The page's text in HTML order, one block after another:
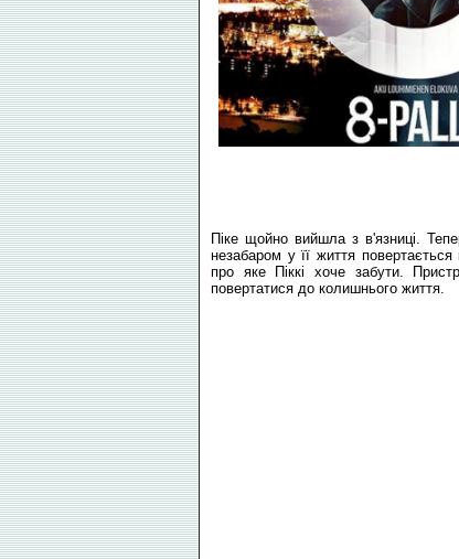
Піке щойно вийшла з в'язниці.
незабаром у її життя
про яке Піккі хоче забути.
повертатися до колишнього життя.